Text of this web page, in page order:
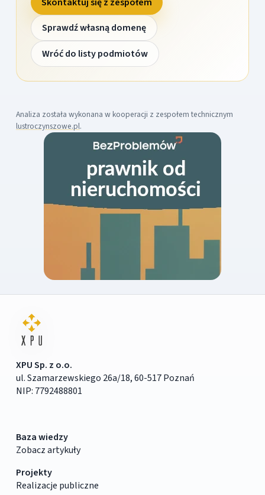
Sprawdź własną domenę
Wróć do listy podmiotów
Analiza została wykonana w kooperacji z zespołem technicznym
lustroczynszowe.pl.
XPU Sp. z o.o.
ul. Szamarzewskiego 26a/18, 60-517 Poznań
NIP: 7792488801
Baza wiedzy
Zobacz artykuły
Projekty
Realizacje publiczne